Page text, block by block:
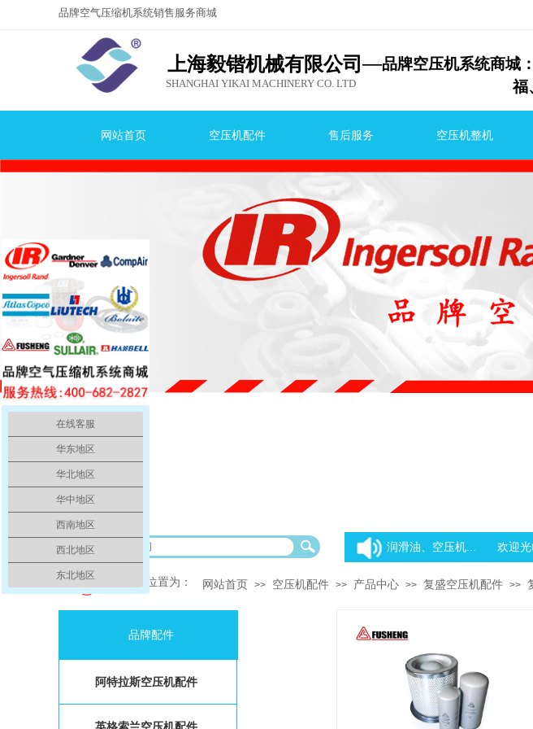
品牌空气压缩机系统销售服务商城
—品牌空压机系统商
福
上海毅锴机械有限公司
SHANGHAI YIKAI MACHINERY CO. LTD
网站首页 空压机配件 售后服务 空压机整机
气压缩机销售服务中心、本公司销售品牌空压机、空压机零配件、空压机润滑油、空压机... 欢迎光
你的当前位置为： 网站首页 >> 空压机配件 >> 产品中心 >> 复盛空压机配件 >>
品牌配件
阿特拉斯空压机配件
在线客服
华东地区
华北地区
华中地区
西南地区
西北地区
东北地区